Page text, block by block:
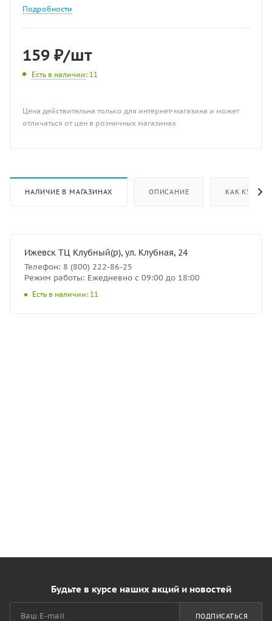
Подробности
159 ₽/шт
Есть в наличии: 11
Цена действительна только для интернет-магазина и может
отличаться от цен в розничных магазинах
НАЛИЧИЕ В МАГАЗИНАХ ОПИСАНИЕ КАК КУПИТЬ
Ижевск ТЦ Клубный(р), ул. Клубная, 24
Телефон: 8 (800) 222-86-25
Режим работы: Ежедневно с 09:00 до 18:00
Есть в наличии: 11
Будьте в курсе наших акций и новостей
ПОДПИСАТЬСЯ